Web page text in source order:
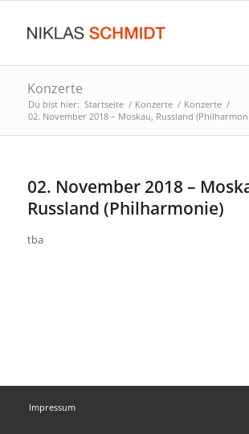
Konzerte
Du bist hier: Startseite / Konzerte / Konzerte /
02. November 2018 – Moskau, Russland
02. November 2018 –
Russland (Philharmonie)
tba
Impressum